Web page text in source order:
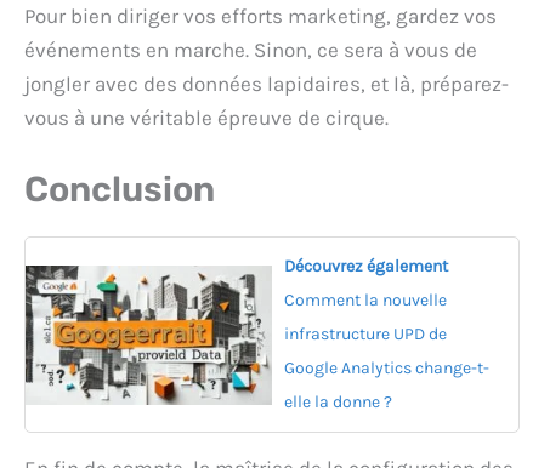
Pour bien diriger vos efforts marketing, gardez vos
événements en marche. Sinon, ce sera à vous de
jongler avec des données lapidaires, et là, préparez-
vous à une véritable épreuve de cirque.
Conclusion
Découvrez également
Comment la nouvelle
infrastructure UPD de
Google Analytics change-t-
elle la donne ?